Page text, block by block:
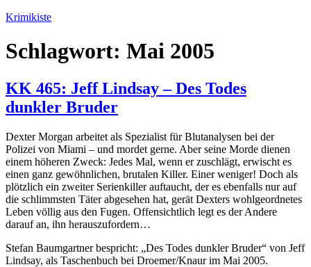
Zum
springen
Krimikiste
Schlagwort: Mai 2005
KK 465: Jeff Lindsay – Des Todes
dunkler Bruder
Dexter Morgan arbeitet als Spezialist für Blutanalysen bei der
Polizei von Miami – und mordet gerne. Aber seine Morde dienen
einem höheren Zweck: Jedes Mal, wenn er zuschlägt, erwischt es
einen ganz gewöhnlichen, brutalen Killer. Einer weniger! Doch als
plötzlich ein zweiter Serienkiller auftaucht, der es ebenfalls nur auf
die schlimmsten Täter abgesehen hat, gerät Dexters wohlgeordnetes
Leben völlig aus den Fugen. Offensichtlich legt es der Andere
darauf an, ihn herauszufordern…
Stefan Baumgartner bespricht: „Des Todes dunkler Bruder“ von Jeff
Lindsay, als Taschenbuch bei Droemer/Knaur im Mai 2005.